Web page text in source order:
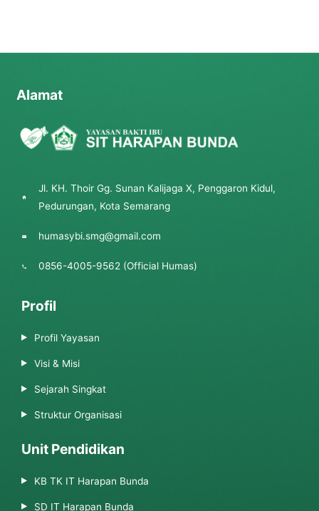
Alamat
Jl. KH. Thoir Gg. Sunan Kalijaga X, Penggaron Kidul,
Pedurungan, Kota Semarang
humasybi.smg@gmail.com
0856-4005-9562 (Official Humas)
Profil
Profil Yayasan
Visi & Misi
Sejarah Singkat
Struktur Organisasi
Unit Pendidikan
KB TK IT Harapan Bunda
SD IT Harapan Bunda